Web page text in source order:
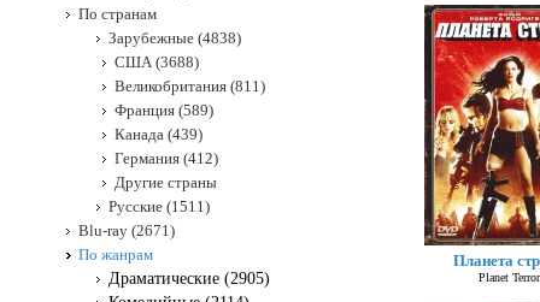
Планета
Planet Terror
По странам
Зарубежные (4838)
США (3688)
Великобритания (811)
Франция (589)
Канада (439)
Германия (412)
Другие страны
Русские (1511)
Blu-ray (2671)
По жанрам
Драматические (2905)